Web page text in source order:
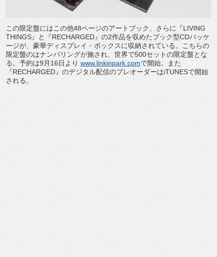
この限定盤にはこの他48ページのアートブック、さらに『LIVING
THINGS』と『RECHARGED』の2作品を収めたブック型CDパッケ
ージが、豪華ディスプレイ・ボックスに収納されている。こちらの
限定盤のはナンバリングが施され、世界で500セットの限定盤とな
る。予約は9月16日より www.linkinpark.comで開始。また
『RECHARGED』のデジタル配信のプレオーダーはiTUNESで開始
される。